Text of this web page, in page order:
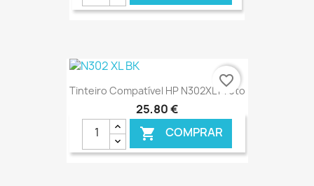
€ ONLINE
Tinteiro Compatível HP N302XL Preto
25,80 €
 COMPRAR
favorite_border